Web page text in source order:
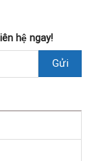
hệ ngay!